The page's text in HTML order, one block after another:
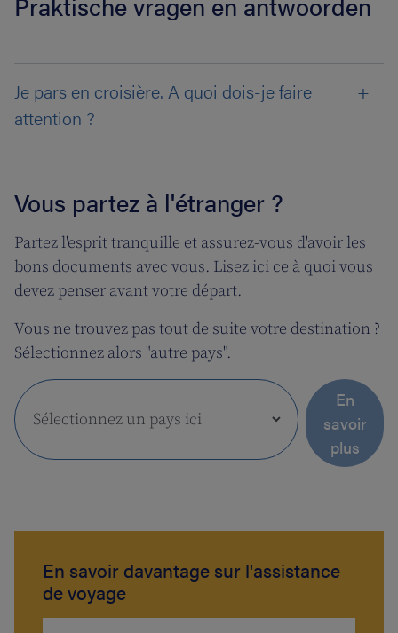
Je pars en croisière. A quoi dois-je faire
attention ?
Vous partez à l'étranger ?
Partez l'esprit tranquille et assurez-vous d'avoir les
bons documents avec vous. Lisez ici ce à quoi vous
devez penser avant votre départ.
Vous ne trouvez pas tout de suite votre destination ?
Sélectionnez alors "autre pays".
En
savoir
plus
En savoir davantage sur l'assistance
de voyage